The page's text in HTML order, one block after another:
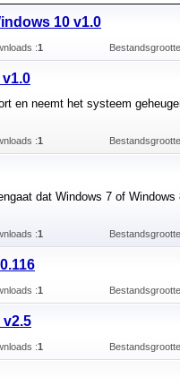
10 v1.0
:1
en neemt het systeem
:1
dat Windows 7 of Windows
:1
:1
v2.5
:1